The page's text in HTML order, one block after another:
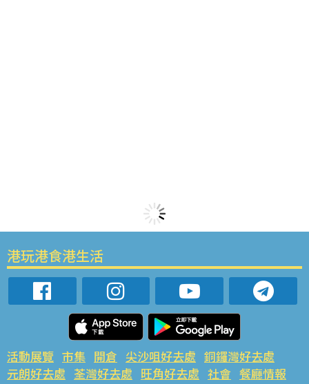
港玩港食港生活
活動展覽 市集 開倉 尖沙咀好去處 銅鑼灣好去處
元朗好去處 荃灣好去處 旺角好去處 社會 餐廳情報